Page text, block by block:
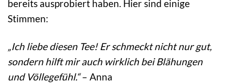
bereits ausprobiert haben. Hier sind einige
Stimmen:
„Ich liebe diesen Tee! Er schmeckt nicht nur gut,
sondern hilft mir auch wirklich bei Blähungen
und Völlegefühl.“– Anna